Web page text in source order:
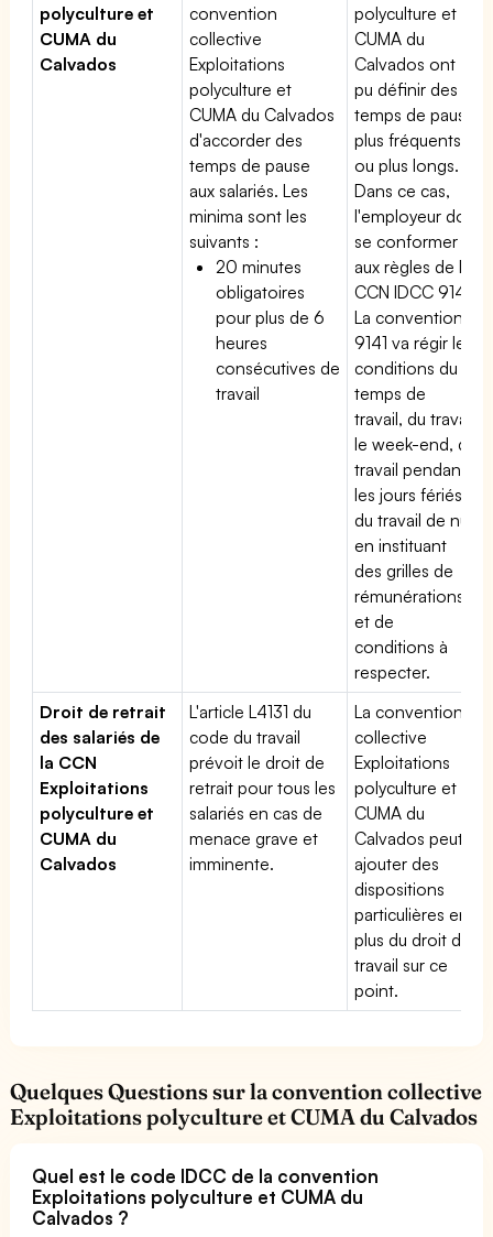
polyculture et
CUMA du
Calvados
convention
collective
Exploitations
polyculture et
CUMA du Calvados
d'accorder des
temps de pause
aux salariés. Les
minima sont les
suivants :
20 minutes
obligatoires
pour plus de 6
heures
consécutives de
travail
polyculture et
CUMA du
Calvados ont
pu définir des
temps de pause
plus fréquents
ou plus longs.
Dans ce cas,
l'employeur doit
se conformer
aux règles de la
CCN IDCC 9141.
La convention
9141 va régir les
conditions du
temps de
travail, du travail
le week-end, du
travail pendant
les jours fériés,
du travail de nuit
en instituant
des grilles de
rémunérations
et de
conditions à
respecter.
Droit de retrait
des salariés de
la CCN
Exploitations
polyculture et
CUMA du
Calvados
L'article L4131 du
code du travail
prévoit le droit de
retrait pour tous les
salariés en cas de
menace grave et
imminente.
La convention
collective
Exploitations
polyculture et
CUMA du
Calvados peut
ajouter des
dispositions
particulières en
plus du droit du
travail sur ce
point.
Quelques Questions sur la convention collective
Exploitations polyculture et CUMA du Calvados
Quel est le code IDCC de la convention
Exploitations polyculture et CUMA du
Calvados ?